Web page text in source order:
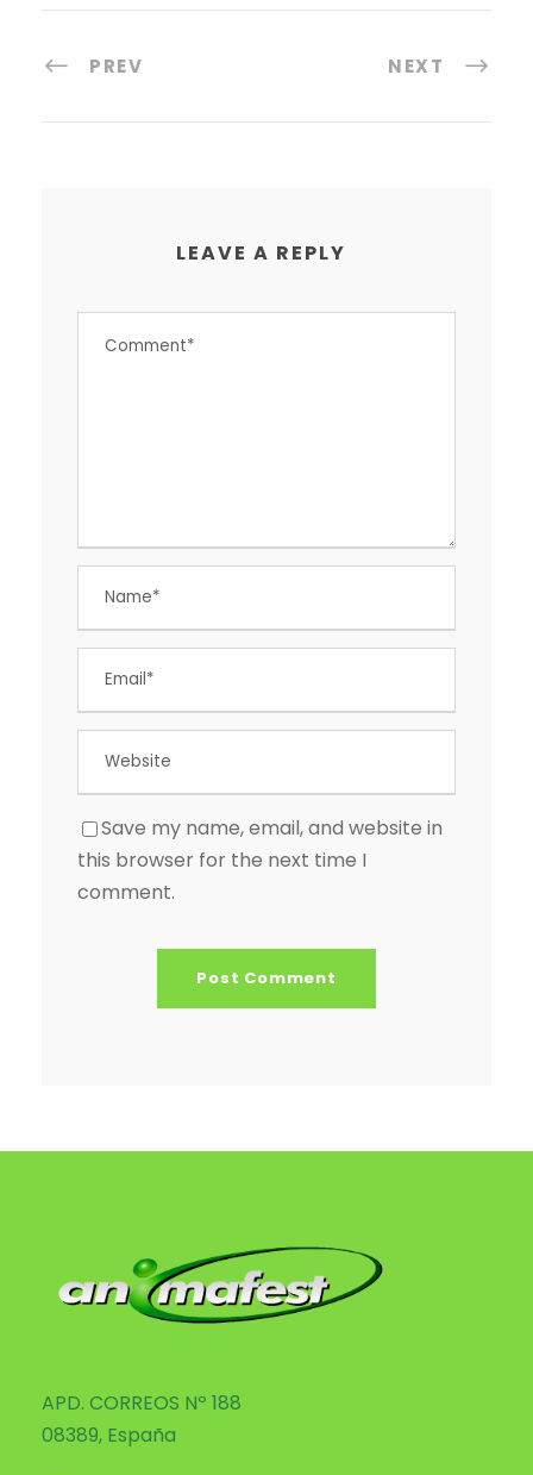
PREV NEXT
LEAVE A REPLY
Save my name, email, and website in
this browser for the next time I
comment.
APD. CORREOS Nº 188
08389, España